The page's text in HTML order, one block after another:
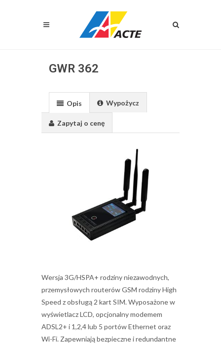
GWR 362
Opis Wypożycz
Zapytaj o cenę
Wersja 3G/HSPA+ rodziny niezawodnych,
przemysłowych routerów GSM rodziny High
Speed z obsługą 2 kart SIM. Wyposażone w
wyświetlacz LCD, opcjonalny modemem
ADSL2+ i 1,2,4 lub 5 portów Ethernet oraz
Wi-Fi. Zapewniają bezpieczne i redundantne